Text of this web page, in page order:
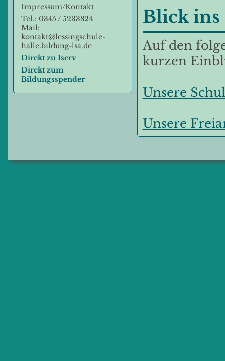
Impressum/Kontakt
Tel.: 0345 / 5233824
Mail:
kontakt@lessingschule-
halle.bildung-lsa.de
Direkt zu Iserv
Direkt zum
Bildungsspender
Blick ins
Auf den
kurzen
Unsere
Unsere